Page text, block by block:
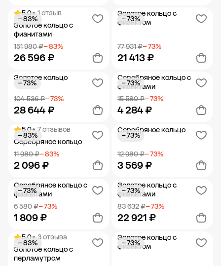
Добавить в корзину Добавить в корзину
5.0• 1 отзыв
Золотое кольцо с
фианитами
151 980 ₽− 83%
26 596 ₽
− 83%
Добавить в корзину
Золотое кольцо с
фианитом
77 931 ₽− 73%
21 413 ₽
− 73%
Добавить в корзину
Золотое кольцо
104 536 ₽− 73%
28 644 ₽
− 73%
Добавить в корзину
Серебряное кольцо с
фианитами
15 580 ₽− 73%
4 284 ₽
− 73%
Добавить в корзину
5.0• 7 отзывов
Серебряное кольцо
11 980 ₽− 83%
2 096 ₽
− 83%
Добавить в корзину
Серебряное кольцо
12 980 ₽− 73%
3 569 ₽
− 73%
Добавить в корзину
Серебряное кольцо с
фианитами
6 580 ₽− 73%
1 809 ₽
− 73%
Добавить в корзину
Золотое кольцо с
фианитами
83 632 ₽− 73%
22 921 ₽
− 73%
Добавить в корзину
5.0• 3 отзыва
Золотое кольцо с
перламутром
− 83%
Золотое кольцо с
фианитом
− 73%